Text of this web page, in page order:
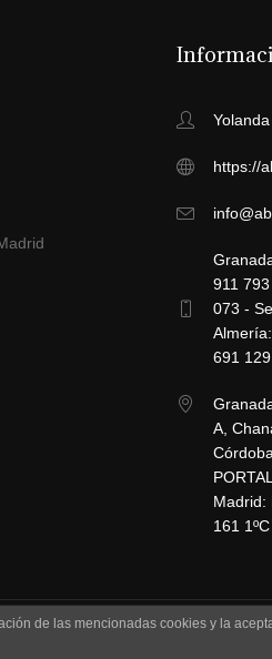
https://
911
073 -
691
A,
Madrid:
161
de las mencionadas cookies y la